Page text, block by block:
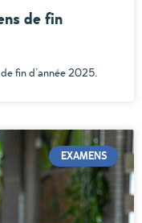
de fin
fin d’année 2025.
EXAMENS